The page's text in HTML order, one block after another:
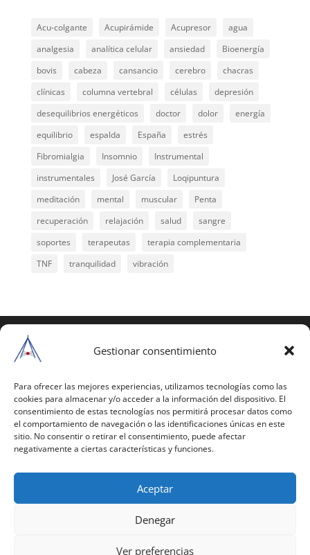
Gestionar consentimiento
Para ofrecer las mejores experiencias, utilizamos tecnologías como las
cookies para almacenar y/o acceder a la información del dispositivo. El
consentimiento de estas tecnologías nos permitirá procesar datos como
el comportamiento de navegación o las identificaciones únicas en este
sitio. No consentir o retirar el consentimiento, puede afectar
negativamente a ciertas características y funciones.
Aceptar
Denegar
Ver preferencias
Acu-colgante Acupirámide Acupresor
agua
analgesia
analítica celular ansiedad
Bioenergía
bovis
cabeza cansancio cerebro
chacras
clínicas
columna vertebral células
depresión
desequilibrios energéticos
doctor dolor
energía
equilibrio
espalda España
estrés
Fibromialgia
Insomnio
Instrumental
instrumentales
José García
Loqipuntura
meditación
mental muscular
Penta
recuperación
relajación salud
sangre
soportes
terapeutas
terapia complementaria
TNF
tranquilidad vibración
reservados
estas páginas o parte de ellas, necesita pedir
autorización por escrito a Mario Gil Sánchez.
Todos los instrumentales están PATENTADOS.
Web inaugurada en 2002 (última actualización en
Política de Privacidad